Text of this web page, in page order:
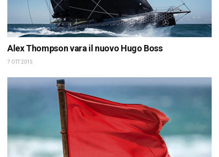
Alex Thompson vara il nuovo Hugo Boss
7 OTT 2015